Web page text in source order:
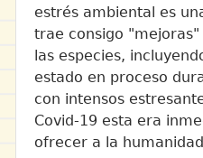
estrés ambiental es
trae consigo
las especies,
estado en proceso
con intensos
Covid-19 esta era
ofrecer a la